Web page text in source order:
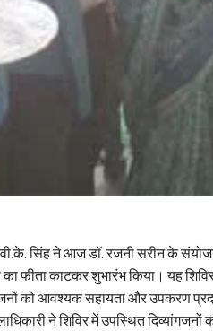
वी.के. सिंह ने आज डॉ. रजनी सरीन के
का फीता काटकर शुभारंभ किया। यह
को आवश्यक सहायता और उपकरण
ने शिविर में उपस्थित